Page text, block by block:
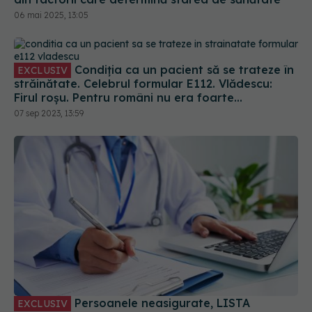
EXCLUSIV
Condiția ca un pacient să se trateze în
Firul roșu. Pentru români nu era foarte
convenabil, dar era mai bine decât deloc
07 sep 2023, 13:59
EXCLUSIV
Persoanele neasigurate, LISTA
serviciilor medicale de care pot beneficia și
CONDIȚIA. Diferența dintre asigurați si
neasigurați. CNAS: 50 de lei pe persoană pe an
17 aug 2022, 17:54